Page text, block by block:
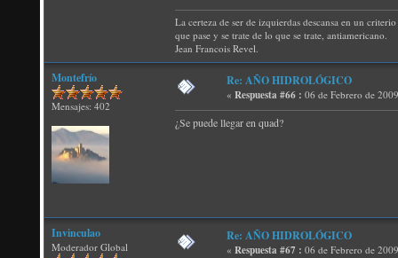
La certeza de ser de izquierdas descansa en un
que pase y se trate de lo que se trate, antiamericano.
Jean Francois Revel.
Montefrío
Mensajes: 402
Re: AÑO HIDROLÓGICO
« Respuesta #66 : 06 de Febrero de
¿Se puede llegar en quad?
Invinculao
Moderador Global
Re: AÑO HIDROLÓGICO
« Respuesta #67 : 06 de Febrero de